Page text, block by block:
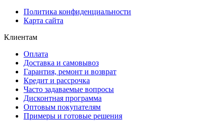
Политика конфиденциальности
Карта сайта
Клиентам
Оплата
Доставка и самовывоз
Гарантия, ремонт и возврат
Кредит и рассрочка
Часто задаваемые вопросы
Дисконтная программа
Оптовым покупателям
Примеры и готовые решения